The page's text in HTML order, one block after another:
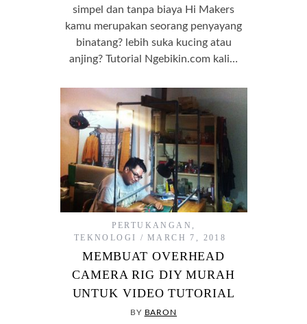
simpel dan tanpa biaya Hi Makers
kamu merupakan seorang penyayang
binatang? lebih suka kucing atau
anjing? Tutorial Ngebikin.com kali…
PERTUKANGAN ,
TEKNOLOGI
MARCH 7, 2018
MEMBUAT OVERHEAD
CAMERA RIG DIY MURAH
UNTUK VIDEO TUTORIAL
BY BARON